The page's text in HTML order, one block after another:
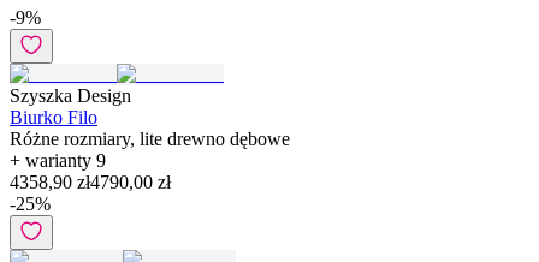
-9%
Szyszka Design
Biurko Filo
Różne rozmiary, lite drewno dębowe
+ warianty 9
4358,90 zł4790,00 zł
-25%